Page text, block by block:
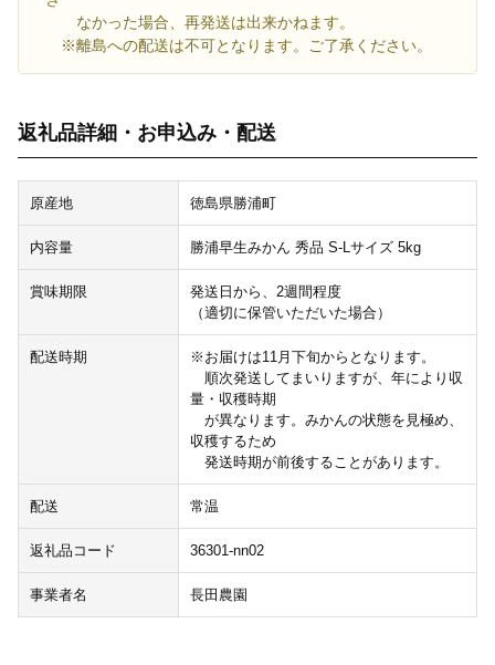
なかった場合、再発送は出来かねます。
※離島への配送は不可となります。ご了承ください。
返礼品詳細・お申込み・配送
原産地 徳島県勝浦町
内容量 勝浦早生みかん 秀品 S-Lサイズ 5kg
賞味期限
発送日から、2週間程度
（適切に保管いただいた場合）
配送時期
※お届けは11月下旬からとなります。
順次発送してまいりますが、年により収
量・収穫時期
が異なります。みかんの状態を見極め、
収穫するため
発送時期が前後することがあります。
配送 常温
返礼品コード 36301-nn02
事業者名 長田農園